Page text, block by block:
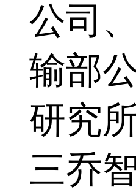
公司
输部
研究
三乔